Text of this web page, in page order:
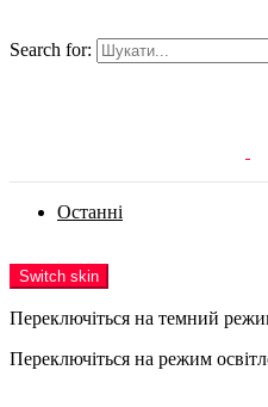
Search for:
Останні
Switch skin
Переключіться на темний
Переключіться на режим